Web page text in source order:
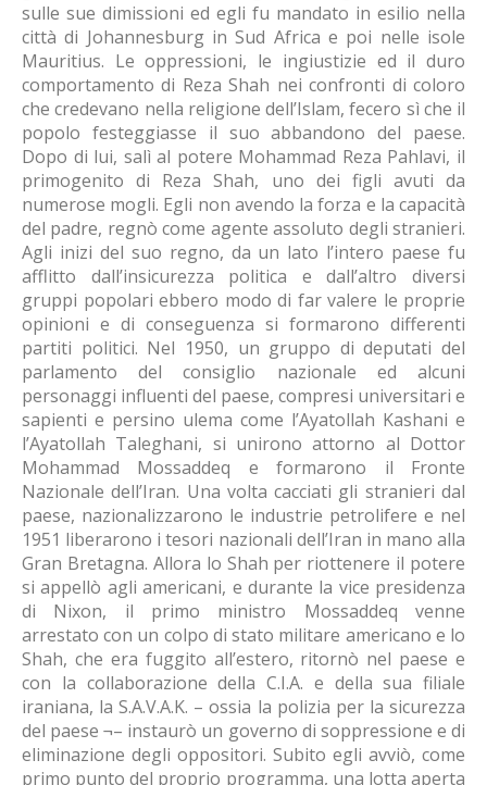
sulle sue dimissioni ed egli fu mandato in esilio nella
città di Johannesburg in Sud Africa e poi nelle isole
Mauritius. Le oppressioni, le ingiustizie ed il duro
comportamento di Reza Shah nei confronti di coloro
che credevano nella religione dell’Islam, fecero sì che il
popolo festeggiasse il suo abbandono del paese.
Dopo di lui, salì al potere Mohammad Reza Pahlavi, il
primogenito di Reza Shah, uno dei figli avuti da
numerose mogli. Egli non avendo la forza e la capacità
del padre, regnò come agente assoluto degli stranieri.
Agli inizi del suo regno, da un lato l’intero paese fu
afflitto dall’insicurezza politica e dall’altro diversi
gruppi popolari ebbero modo di far valere le proprie
opinioni e di conseguenza si formarono differenti
partiti politici. Nel 1950, un gruppo di deputati del
parlamento del consiglio nazionale ed alcuni
personaggi influenti del paese, compresi universitari e
sapienti e persino ulema come l’Ayatollah Kashani e
l’Ayatollah Taleghani, si unirono attorno al Dottor
Mohammad Mossaddeq e formarono il Fronte
Nazionale dell’Iran. Una volta cacciati gli stranieri dal
paese, nazionalizzarono le industrie petrolifere e nel
1951 liberarono i tesori nazionali dell’Iran in mano alla
Gran Bretagna. Allora lo Shah per riottenere il potere
si appellò agli americani, e durante la vice presidenza
di Nixon, il primo ministro Mossaddeq venne
arrestato con un colpo di stato militare americano e lo
Shah, che era fuggito all’estero, ritornò nel paese e
con la collaborazione della C.I.A. e della sua filiale
iraniana, la S.A.V.A.K. – ossia la polizia per la sicurezza
del paese ¬– instaurò un governo di soppressione e di
eliminazione degli oppositori. Subito egli avviò, come
primo punto del proprio programma, una lotta aperta